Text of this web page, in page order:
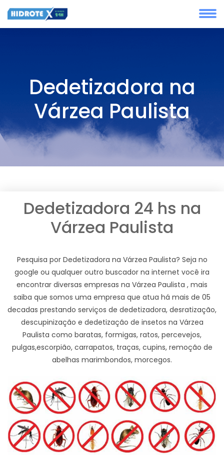
Dedetizadora na
Várzea Paulista
Dedetizadora 24 hs na
Várzea Paulista
Pesquisa por Dedetizadora na Várzea Paulista? Seja no
google ou qualquer outro buscador na internet você ira
encontrar diversas empresas na Várzea Paulista , mais
saiba que somos uma empresa que atua há mais de 05
decadas prestando serviços de dedetizadora, desratização,
descupinização e dedetização de insetos na Várzea
Paulista como baratas, formigas, ratos, percevejos,
pulgas,escorpião, carrapatos, traças, cupins, remoção de
abelhas marimbondos, morcegos.